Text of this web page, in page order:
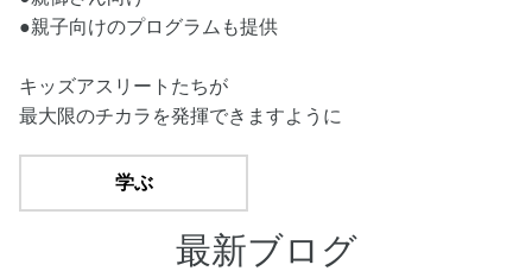
●親子向けのプログラムも提供
キッズアスリートたちが
最大限のチカラを発揮できますように
学ぶ
最新ブログ